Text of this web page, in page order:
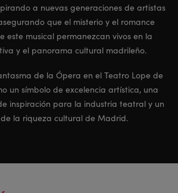
a nuevas generaciones de artistas
que el misterio y el romance
este musical permanezcan vivos en la
y el panorama cultural madrileño.
de la Ópera en el Teatro Lope de
un símbolo de excelencia artística, una
inspiración para la industria teatral y un
la riqueza cultural de Madrid.